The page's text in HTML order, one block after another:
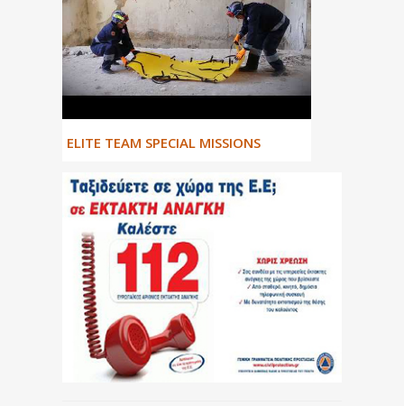
ΕLITE TEAM SPECIAL MISSIONS